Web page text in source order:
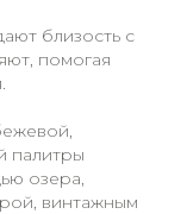
близость с
помогая
палитры
озера,
винтажным